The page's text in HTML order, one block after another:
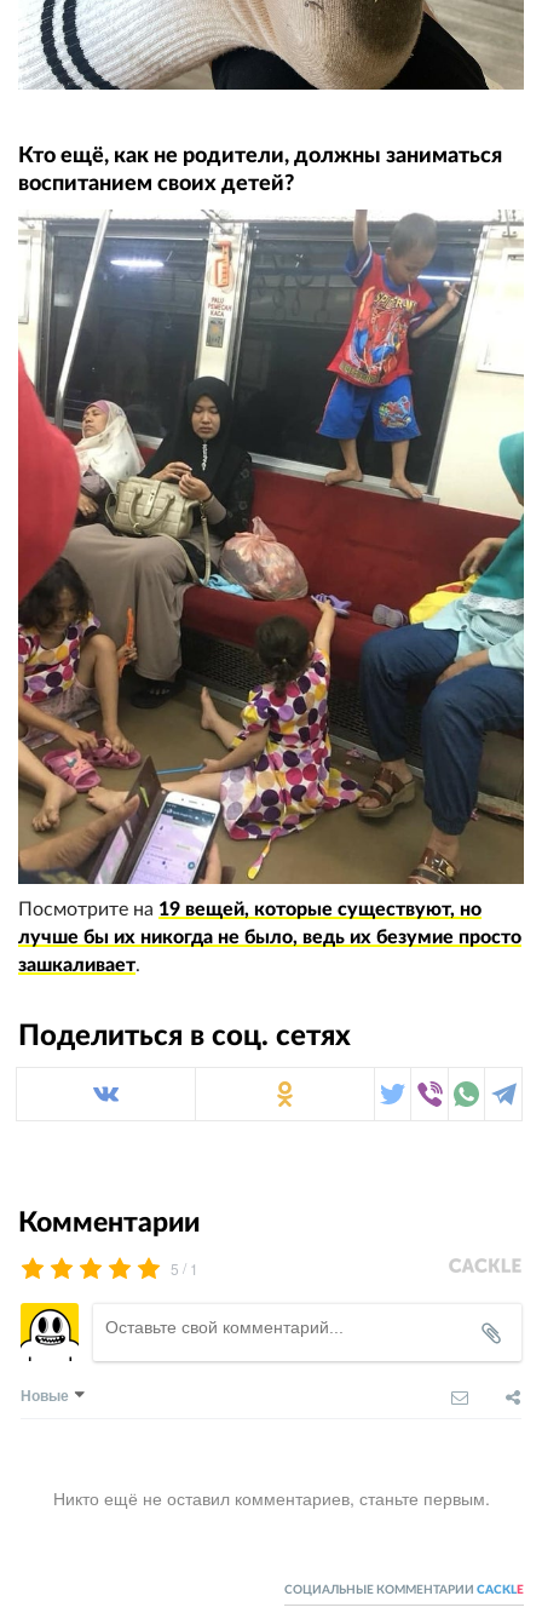
Кто ещё, как не родители, должны заниматься
воспитанием своих детей?
Посмотрите на 19 вещей, которые существуют, но
лучше бы их никогда не было, ведь их безумие просто
зашкаливает.
Поделиться в соц. сетях
Комментарии
5 / 1
Новые
Никто ещё не оставил комментариев, станьте первым.
СОЦИАЛЬНЫЕ КОММЕНТАРИИ CACKL E